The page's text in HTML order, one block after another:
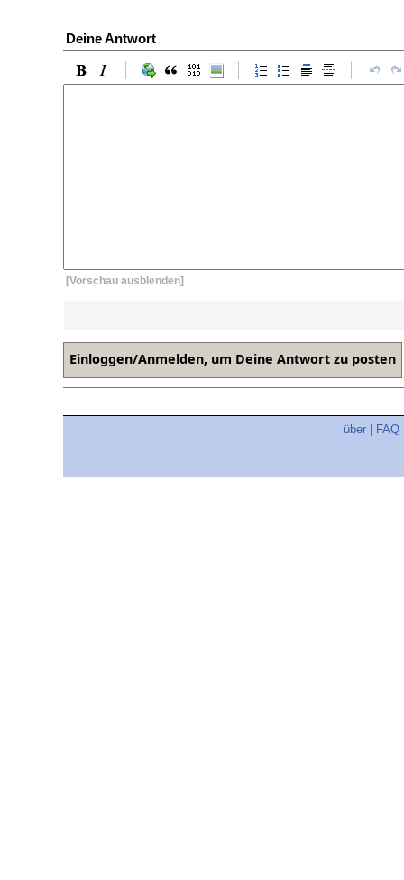
Deine Antwort
[Vorschau ausblenden]
über FAQ